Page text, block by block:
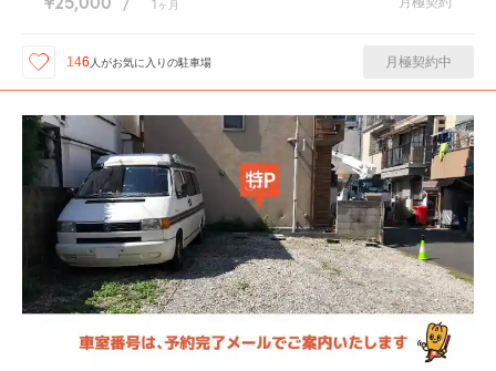
/ 1 ヶ月
146 人がお気に入りの駐車場 月極契約中